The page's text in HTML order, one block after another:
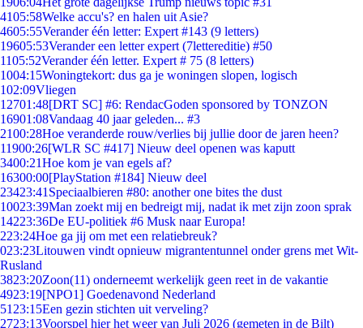
4105:58Welke accu's? en halen uit Asie?
4605:55Verander één letter: Expert #143 (9 letters)
19605:53Verander een letter expert (7lettereditie) #50
1105:52Verander één letter. Expert # 75 (8 letters)
1004:15Woningtekort: dus ga je woningen slopen, logisch
102:09Vliegen
12701:48[DRT SC] #6: RendacGoden sponsored by TONZON
16901:08Vandaag 40 jaar geleden... #3
2100:28Hoe veranderde rouw/verlies bij jullie door de jaren heen?
11900:26[WLR SC #417] Nieuw deel openen was kaputt
3400:21Hoe kom je van egels af?
16300:00[PlayStation #184] Nieuw deel
23423:41 Speciaalbieren #80: another one bites the dust
10023:39Man zoekt mij en bedreigt mij, nadat ik met zijn zoon sprak
14223:36De EU-politiek #6 Musk naar Europa!
223:24Hoe ga jij om met een relatiebreuk?
023:23Litouwen vindt opnieuw migrantentunnel onder grens met Wit-
Rusland
3823:20Zoon(11) onderneemt werkelijk geen reet in de vakantie
4923:19[NPO1] Goedenavond Nederland
51 23:15Een gezin stichten uit verveling?
2723:13Voorspel hier het weer van Juli 2026 (gemeten in de Bilt)